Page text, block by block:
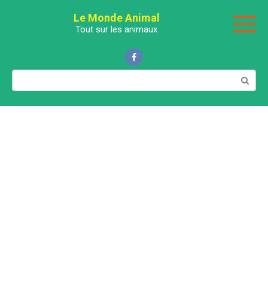
Le Monde Animal
Tout sur les animaux
Поиск: